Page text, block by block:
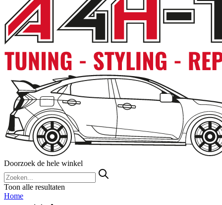
Doorzoek de hele winkel
Toon alle resultaten
Home